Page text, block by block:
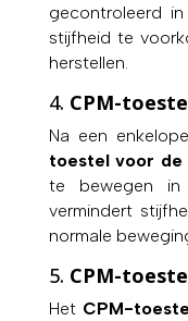
gecontroleerd
stijfheid te
herstellen.
4. CPM-
Na een
toestel voor de
te bewegen in
vermindert
normale
5. CPM-
Het CPM-